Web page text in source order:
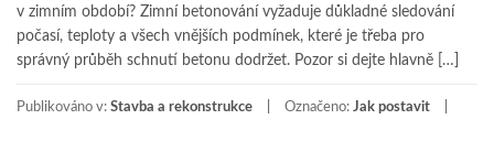
v zimním období? Zimní betonování vyžaduje důkladné sledování
počasí, teploty a všech vnějších podmínek, které je třeba pro
správný průběh schnutí betonu dodržet. Pozor si dejte hlavně […]
Publikováno v: Stavba a rekonstrukce Označeno: Jak postavit